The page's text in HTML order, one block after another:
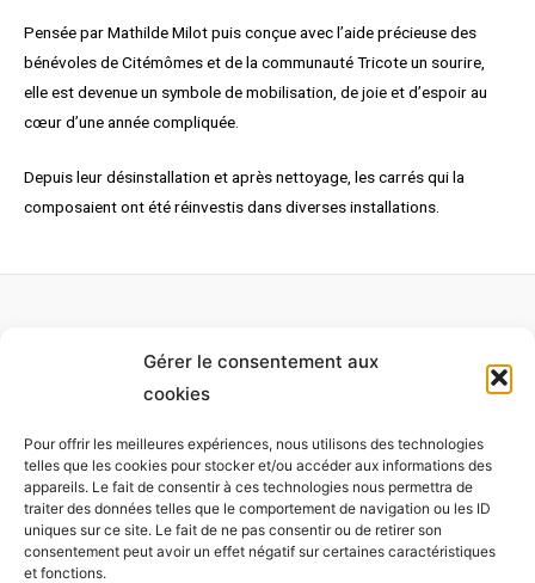
Gérer le consentement aux
cookies
Pour offrir les meilleures expériences, nous utilisons des technologies
telles que les cookies pour stocker et/ou accéder aux informations des
appareils. Le fait de consentir à ces technologies nous permettra de
traiter des données telles que le comportement de navigation ou les ID
uniques sur ce site. Le fait de ne pas consentir ou de retirer son
consentement peut avoir un effet négatif sur certaines caractéristiques
et fonctions.
Pensée par Mathilde Milot puis conçue avec l’aide précieuse des
bénévoles de Citémômes et de la communauté Tricote un sourire,
elle est devenue un symbole de mobilisation, de joie et d’espoir au
cœur d’une année compliquée.
Depuis leur désinstallation et après nettoyage, les carrés qui la
composaient ont été réinvestis dans diverses installations.
Monet
Installations
Expositions
Participer